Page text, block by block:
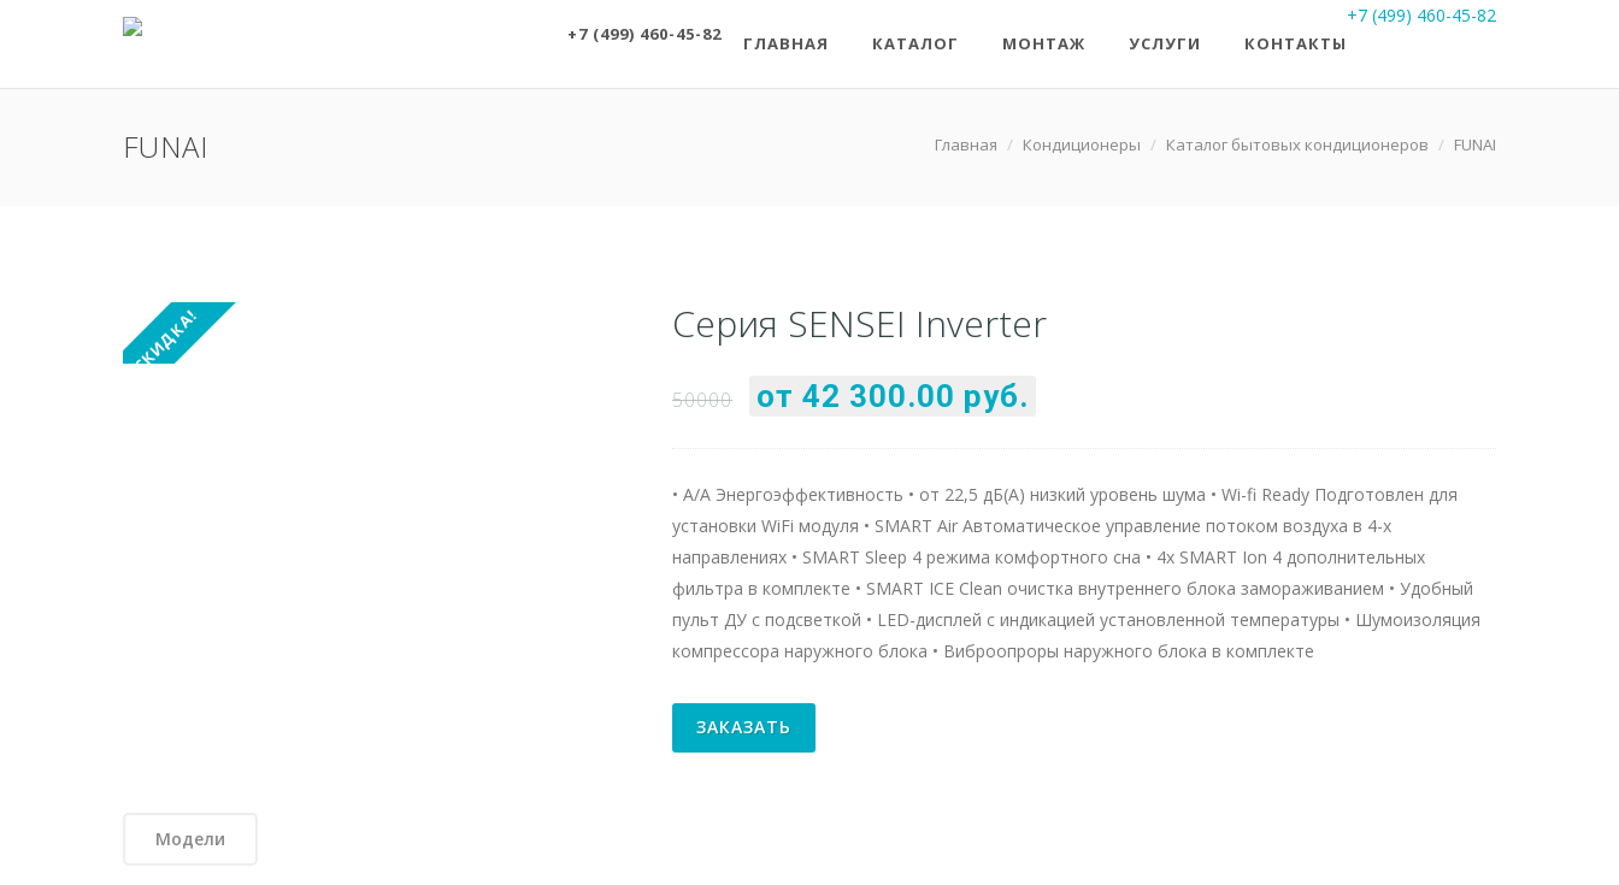
+7 (499) 460-45-82
+7 (499) 460-45-82 ГЛАВНАЯ КАТАЛОГ МОНТАЖ УСЛУГИ КОНТАКТЫ
FUNAI Главная / Кондиционеры / Каталог бытовых кондиционеров / FUNAI
СКИДКА! Серия SENSEI Inverter
50000 от 42 300.00 руб.
• А/A Энергоэффективность • от 22,5 дБ(А) низкий уровень шума • Wi-fi Ready Подготовлен для
установки WiFi модуля • SMART Air Автоматическое управление потоком воздуха в 4-х
направлениях • SMART Sleep 4 режима комфортного сна • 4х SMART Ion 4 дополнительных
фильтра в комплекте • SMART ICE Clean очистка внутреннего блока замораживанием • Удобный
пульт ДУ с подсветкой • LED-дисплей с индикацией установленной температуры • Шумоизоляция
компрессора наружного блока • Виброопроры наружного блока в комплекте
ЗАКАЗАТЬ
Модели